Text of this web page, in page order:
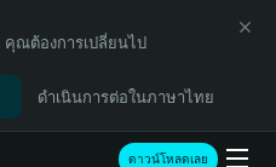
คุณต้องการเปลี่ยนไป
ดำเนินการต่อในภาษาไทย
ดาวน์โหลดเลย